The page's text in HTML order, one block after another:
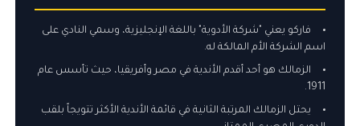
فاركو يعني "شركة الأدوية" باللغة الإنجليزية، وسمي النادي على
اسم الشركة الأم المالكة له.
الزمالك هو أحد أقدم الأندية في مصر وأفريقيا، حيث تأسس عام
1911.
يحتل الزمالك المرتبة الثانية في قائمة الأندية الأكثر تتويجاً بلقب